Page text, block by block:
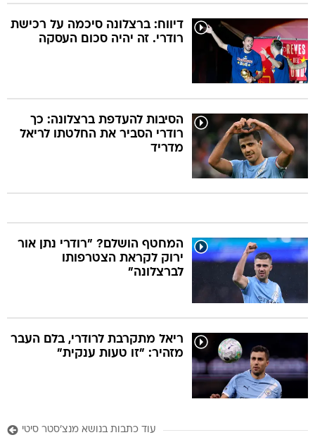
דיווח: ברצלונה סיכמה על רכישת
רודרי. זה יהיה סכום העסקה
הסיבות להעדפת ברצלונה: כך
רודרי הסביר את החלטתו לריאל
מדריד
המחטף הושלם? "רודרי נתן אור
ירוק לקראת הצטרפותו
לברצלונה"
ריאל מתקרבת לרודרי, בלם העבר
מזהיר: "זו טעות ענקית"
עוד כתבות בנושא מנצ'סטר סיטי